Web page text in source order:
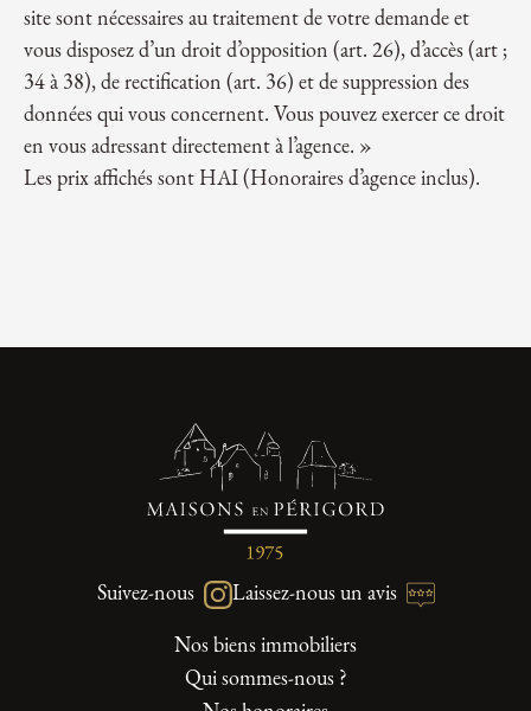
site sont nécessaires au traitement de votre demande et
vous disposez d’un droit d’opposition (art. 26), d’accès (art ;
34 à 38), de rectification (art. 36) et de suppression des
données qui vous concernent. Vous pouvez exercer ce droit
en vous adressant directement à l’agence. »
Les prix affichés sont HAI (Honoraires d’agence inclus).
Suivez-nous Laissez-nous un avis
Nos biens immobiliers
Qui sommes-nous ?